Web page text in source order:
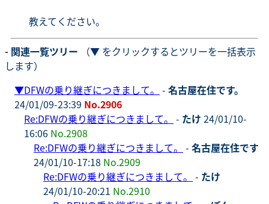
教えてください。
- 関連一覧ツリー （▼ をクリックするとツリーを一括表示
します）
▼DFWの乗り継ぎにつきまして。 - 名古屋在住です。
24/01/09-23:39 No.2906
Re:DFWの乗り継ぎにつきまして。 - たけ 24/01/10-
16:06 No.2908
Re:DFWの乗り継ぎにつきまして。 - 名古屋在住です
24/01/10-17:18 No.2909
Re:DFWの乗り継ぎにつきまして。 - たけ
24/01/10-20:21 No.2910